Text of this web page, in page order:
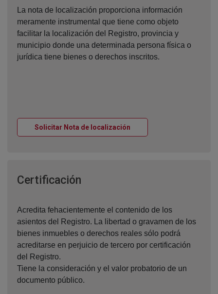
La nota de localización proporciona información
meramente instrumental que tiene como objeto
facilitar la localización del Registro, provincia y
municipio donde una determinada persona física o
jurídica tiene bienes o derechos inscritos.
Solicitar Nota de localización
Certificación
Acredita fehacientemente el contenido de los
asientos del Registro. La libertad o gravamen de los
bienes inmuebles o derechos reales sólo podrá
acreditarse en perjuicio de tercero por certificación
del Registro.
Tiene la consideración y el valor probatorio de un
documento público.